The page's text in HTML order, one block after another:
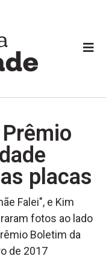
placas
Falei", e Kim
fotos ao lado
Boletim da
de 2017